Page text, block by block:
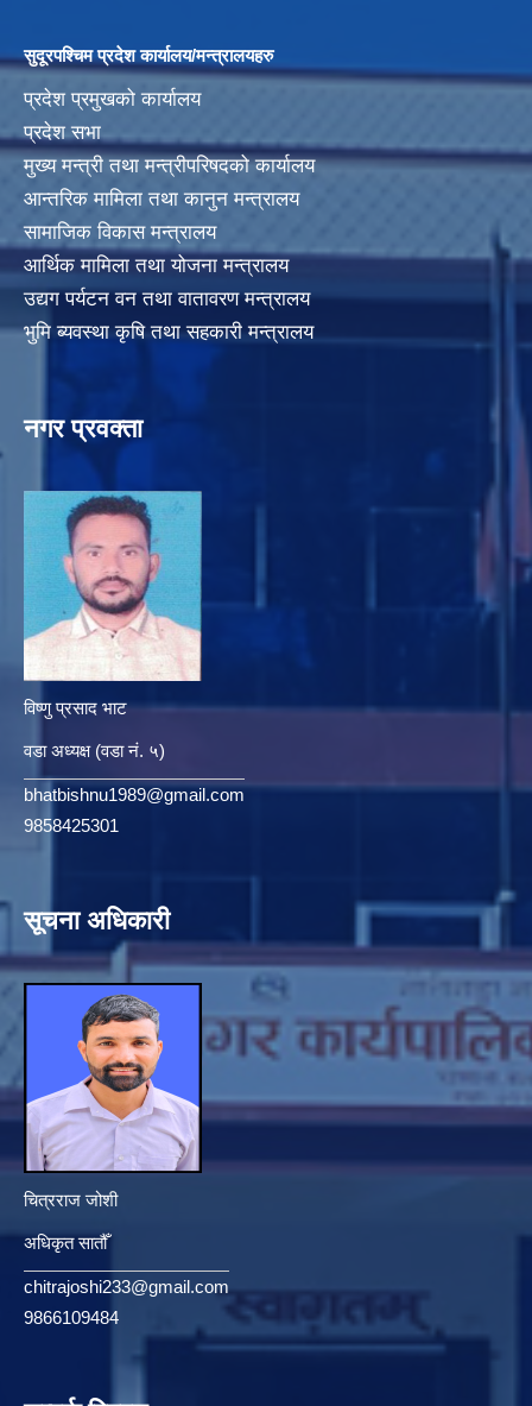
सुदूरपश्चिम प्रदेश कार्यालय/मन्त्रालयहरु
प्रदेश प्रमुखको कार्यालय
प्रदेश सभा
मुख्य मन्त्री तथा मन्त्रीपरिषदको कार्यालय
आन्तरिक मामिला तथा कानुन मन्त्रालय
सामाजिक विकास मन्त्रालय
आर्थिक मामिला तथा योजना मन्त्रालय
उद्यग पर्यटन वन तथा वातावरण मन्त्रालय
भुमि ब्यवस्था कृषि तथा सहकारी मन्त्रालय
नगर प्रवक्ता
विष्णु प्रसाद भाट
वडा अध्यक्ष (वडा नं. ५)
bhatbishnu1989@gmail.com
9858425301
सूचना अधिकारी
चित्रराज जोशी
अधिकृत सातौँ
chitrajoshi233@gmail.com
9866109484